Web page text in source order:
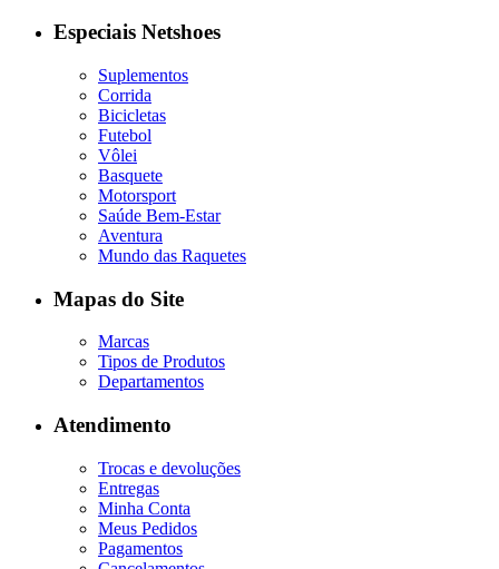
Especiais Netshoes
Suplementos
Corrida
Bicicletas
Futebol
Vôlei
Basquete
Motorsport
Saúde Bem-Estar
Aventura
Mundo das Raquetes
Mapas do Site
Marcas
Tipos de Produtos
Departamentos
Atendimento
Trocas e devoluções
Entregas
Minha Conta
Meus Pedidos
Pagamentos